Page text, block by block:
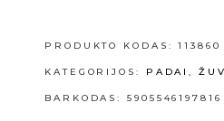
PRODUKTO KODAS:113860
KATEGORIJOS: PADAI,
BARKODAS: 5905546197816